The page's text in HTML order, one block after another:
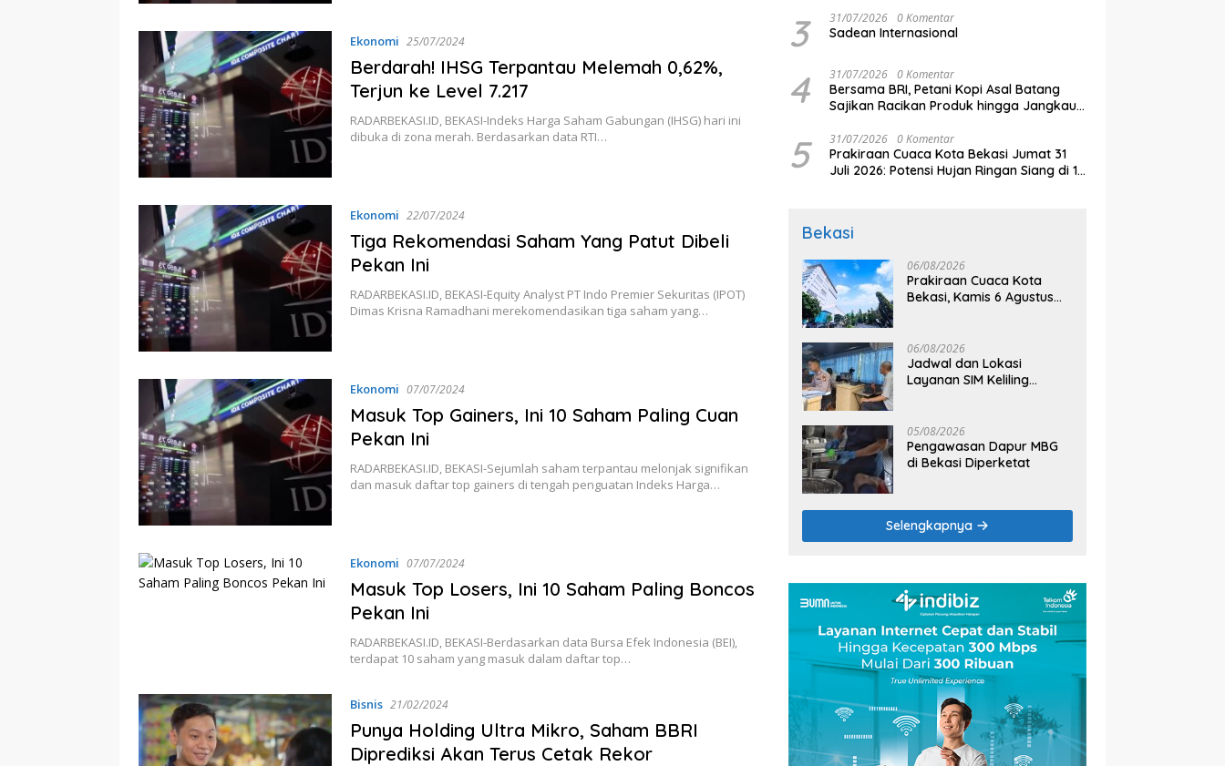
Ekonomi 25/07/2024
Berdarah! IHSG Terpantau Melemah 0,62%,
Terjun ke Level 7.217
RADARBEKASI.ID, BEKASI-Indeks Harga Saham Gabungan (IHSG) hari ini
dibuka di zona merah. Berdasarkan data RTI…
Ekonomi 22/07/2024
Tiga Rekomendasi Saham Yang Patut Dibeli
Pekan Ini
RADARBEKASI.ID, BEKASI-Equity Analyst PT Indo Premier Sekuritas (IPOT)
Dimas Krisna Ramadhani merekomendasikan tiga saham yang…
Ekonomi 07/07/2024
Masuk Top Gainers, Ini 10 Saham Paling Cuan
Pekan Ini
RADARBEKASI.ID, BEKASI-Sejumlah saham terpantau melonjak signifikan
dan masuk daftar top gainers di tengah penguatan Indeks Harga…
Ekonomi 07/07/2024
Masuk Top Losers, Ini 10 Saham Paling Boncos
Pekan Ini
RADARBEKASI.ID, BEKASI-Berdasarkan data Bursa Efek Indonesia (BEI),
terdapat 10 saham yang masuk dalam daftar top…
Bisnis 21/02/2024
Punya Holding Ultra Mikro, Saham BBRI
Diprediksi Akan Terus Cetak Rekor
3 31/07/2026 0 Komentar
Sadean Internasional
4 31/07/2026 0 Komentar
Bersama BRI, Petani Kopi Asal Batang
Sajikan Racikan Produk hingga Jangkau
5 31/07/2026 0 Komentar
Prakiraan Cuaca Kota Bekasi Jumat 31
Juli 2026: Potensi Hujan Ringan Siang di 12
Bekasi
06/08/2026
Prakiraan Cuaca Kota
Bekasi, Kamis 6 Agustus
06/08/2026
Jadwal dan Lokasi
Layanan SIM Keliling
05/08/2026
Pengawasan Dapur MBG
di Bekasi Diperketat
Selengkapnya